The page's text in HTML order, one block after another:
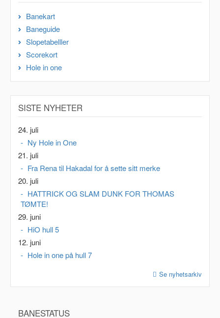
Banekart
Baneguide
Slopetabelller
Scorekort
Hole in one
SISTE NYHETER
24. juli
Ny Hole in One
21. juli
Fra Rena til Hakadal for å sette sitt merke
20. juli
HATTRICK OG SLAM DUNK FOR THOMAS
TØMTE!
29. juni
HiO hull 5
12. juni
Hole in one på hull 7
Se nyhetsarkiv
BANESTATUS